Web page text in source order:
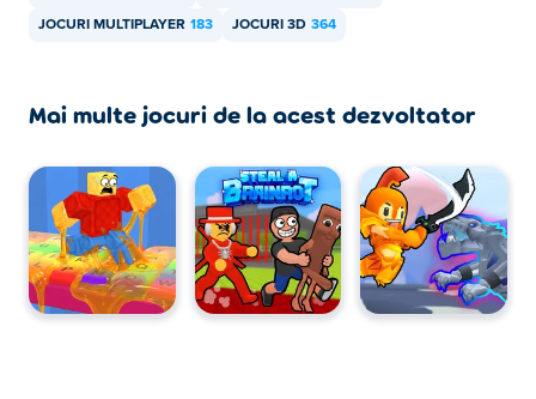
JOCURI MULTIPLAYER 183 JOCURI 3D 364
Mai multe jocuri de la acest dezvoltator